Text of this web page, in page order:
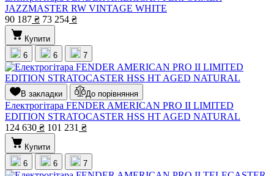
JAZZMASTER RW VINTAGE WHITE
90 187 ₴ 73 254 ₴
Купити
6
6 7
В закладки До порівняння
Електрогітара FENDER AMERICAN PRO II LIMITED
EDITION STRATOCASTER HSS HT AGED NATURAL
124 630 ₴ 101 231 ₴
Купити
6
6 7